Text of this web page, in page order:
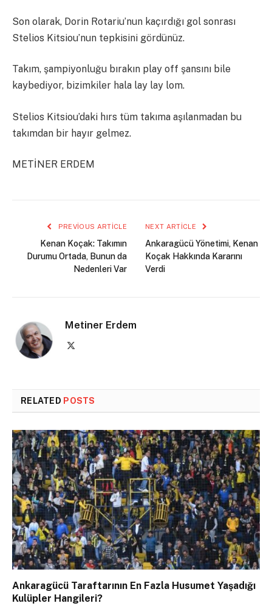
Son olarak, Dorin Rotariu’nun kaçırdığı gol sonrası
Stelios Kitsiou’nun tepkisini gördünüz.
Takım, şampiyonluğu bırakın play off şansını bile
kaybediyor, bizimkiler hala lay lay lom.
Stelios Kitsiou’daki hırs tüm takıma aşılanmadan bu
takımdan bir hayır gelmez.
METİNER ERDEM
PREVIOUS ARTICLE
Kenan Koçak: Takımın
Durumu Ortada, Bunun da
Nedenleri Var
NEXT ARTICLE
Ankaragücü Yönetimi, Kenan
Koçak Hakkında Kararını
Verdi
Metiner Erdem
RELATED POSTS
Ankaragücü Taraftarının En Fazla Husumet Yaşadığı
Kulüpler Hangileri?